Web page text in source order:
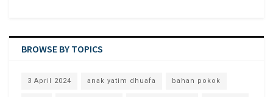
BROWSE BY TOPICS
3 April 2024 anak yatim dhuafa bahan pokok